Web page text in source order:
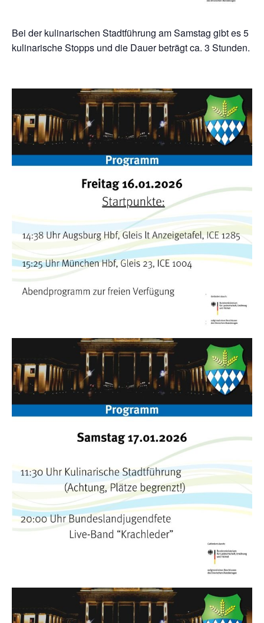
Bei der kulinarischen Stadtführung am Samstag gibt es 5
kulinarische Stopps und die Dauer beträgt ca. 3 Stunden.